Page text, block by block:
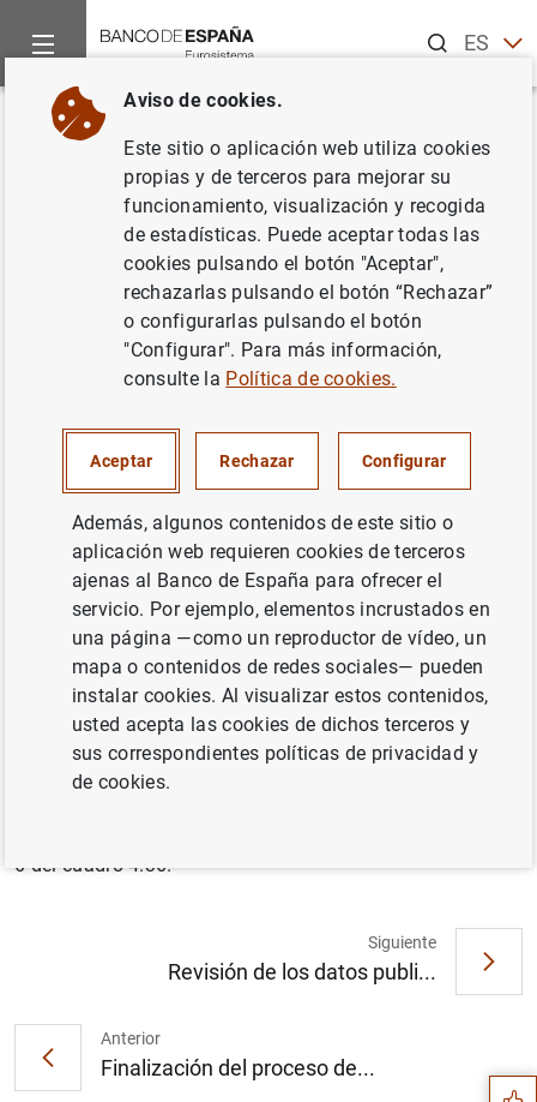
ESEN
Inicio Estadísticas
Volver
Revisión de los datos
publicados sobre la cuenta de
resultados de las entidades de
depósito
Capítulo 4. Entidades de crédito y
establecimientos financieros de crédito
20/10/2023
Debido a una modificación en el tratamiento estadístico
aplicado al registro contable del gravamen fiscal
temporal al sector bancario en los datos
correspondientes a marzo de 2023, se ha llevado a cabo
una nueva publicación de los cuadros4.B y4.36
relacionados con la cuenta de resultados de las
entidades de crédito y establecimientos financieros de
crédito. Esta actualización reemplaza a la información
6 del cuadro 4.36.
Anterior
Finalización del proceso de...
Siguiente
Revisión de los datos publi...
Sugerencias
Aviso de cookies.
Este sitio o aplicación web utiliza cookies
propias y de terceros para mejorar su
funcionamiento, visualización y recogida
de estadísticas. Puede aceptar todas las
cookies pulsando el botón "Aceptar",
rechazarlas pulsando el botón “Rechazar”
o configurarlas pulsando el botón
"Configurar". Para más información,
consulte la Política de cookies.
Aceptar Rechazar Configurar
Además, algunos contenidos de este sitio o
aplicación web requieren cookies de terceros
ajenas al Banco de España para ofrecer el
servicio. Por ejemplo, elementos incrustados en
una página —como un reproductor de vídeo, un
mapa o contenidos de redes sociales— pueden
instalar cookies. Al visualizar estos contenidos,
usted acepta las cookies de dichos terceros y
sus correspondientes políticas de privacidad y
de cookies.